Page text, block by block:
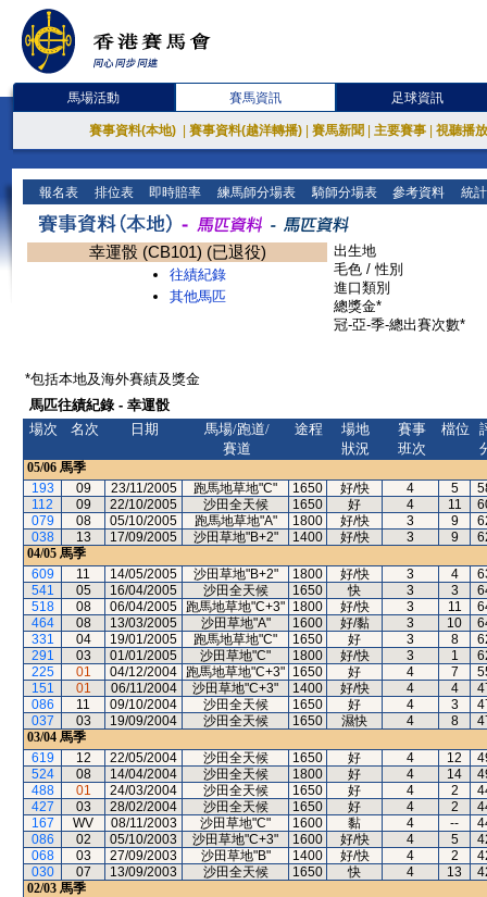
馬場活動 賽馬資訊 足球資訊
賽事資料(本地) 賽事資料(越洋轉播) 賽馬新聞 主要賽事 視聽播
報名表 排位表 即時賠率 練馬師分場表 騎師分場表 參考資料 統
幸運骰 (CB101) (已退役)
往績紀錄
其他馬匹
出生地
毛色 / 性別
進口類別
總獎金*
冠-亞-季-總出賽次數*
*包括本地及海外賽績及獎金
馬匹往績紀錄 - 幸運骰
場次
名次 日期
馬場/跑道/
賽道
途程
場地
狀況
賽事
班次
檔位
05/06 馬季
193
09 23/11/2005 跑馬地草地"C" 1650 好/快 4 5
112
09 22/10/2005 沙田全天候 1650 好 4 11
079
08 05/10/2005 跑馬地草地"A" 1800 好/快 3 9
038
13 17/09/2005 沙田草地"B+2" 1400 好/快 3 9
04/05 馬季
609
11 14/05/2005 沙田草地"B+2" 1800 好/快 3 4
541
05 16/04/2005 沙田全天候 1650 快 3 3
518
08 06/04/2005 跑馬地草地"C+3" 1800 好/快 3 11
464
08 13/03/2005 沙田草地"A" 1600 好/黏 3 10
331
04 19/01/2005 跑馬地草地"C" 1650 好 3 8
291
03 01/01/2005 沙田草地"C" 1800 好/快 3 1
225
01 04/12/2004 跑馬地草地"C+3" 1650 好 4 7
151
01 06/11/2004 沙田草地"C+3" 1400 好/快 4 4
086
11 09/10/2004 沙田全天候 1650 好 4 3
037
03 19/09/2004 沙田全天候 1650 濕快 4 8
03/04 馬季
619
12 22/05/2004 沙田全天候 1650 好 4 12
524
08 14/04/2004 沙田全天候 1800 好 4 14
488
01 24/03/2004 沙田全天候 1650 好 4 2
427
03 28/02/2004 沙田全天候 1650 好 4 2
167
WV 08/11/2003 沙田草地"C" 1600 黏 4 --
086
02 05/10/2003 沙田草地"C+3" 1600 好/快 4 5
068
03 27/09/2003 沙田草地"B" 1400 好/快 4 2
030
07 13/09/2003 沙田全天候 1650 快 4 13
02/03 馬季